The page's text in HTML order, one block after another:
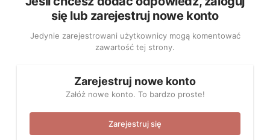
się lub zarejestruj nowe konto
Jedynie zarejestrowani użytkownicy mogą komentować
zawartość tej strony.
Zarejestruj nowe konto
Załóż nowe konto. To bardzo proste!
Zarejestruj się